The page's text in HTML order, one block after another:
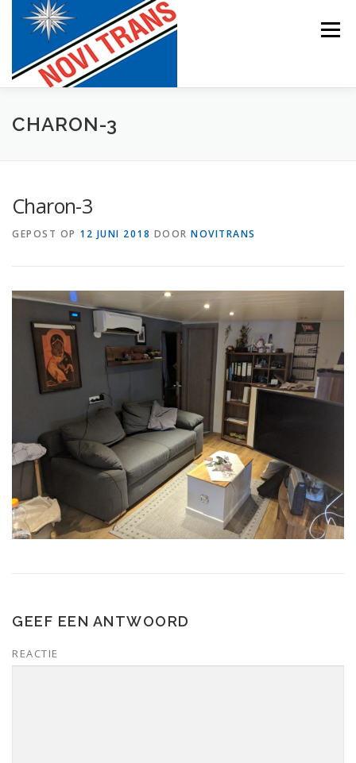
Menu
BEVRACHTING
CHARON-3
Charon-3
GEPOST OP 12 JUNI 2018 DOOR NOVITRANS
GEEF EEN ANTWOORD
REACTIE